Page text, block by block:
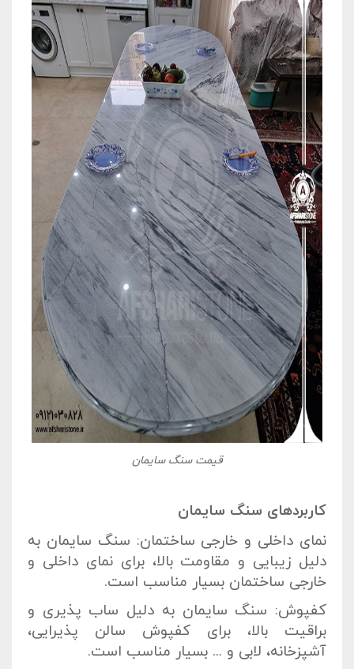
قیمت سنگ سایمان
کاربردهای سنگ سایمان
نمای داخلی و خارجی ساختمان: سنگ سایمان به
دلیل زیبایی و مقاومت بالا، برای نمای داخلی و
خارجی ساختمان بسیار مناسب است.
کفپوش: سنگ سایمان به دلیل ساب پذیری و
براقیت بالا، برای کفپوش سالن پذیرایی،
آشپزخانه، لابی و ... بسیار مناسب است.